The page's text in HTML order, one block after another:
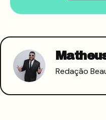
Redação